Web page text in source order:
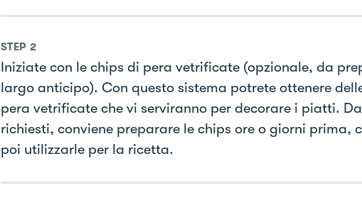
STEP 2
Iniziate con le chips di pera vetrificate (opzionale, da
largo anticipo). Con questo sistema potrete ottenere
pera vetrificate che vi serviranno per decorare i piatti.
richiesti, conviene preparare le chips ore o giorni prima,
poi utilizzarle per la ricetta.